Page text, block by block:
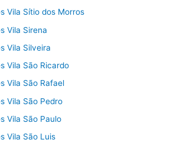
Vila Sítio dos Morros
Vila Sirena
Vila Silveira
Vila São Ricardo
Vila São Rafael
Vila São Pedro
Vila São Paulo
Vila São Luis